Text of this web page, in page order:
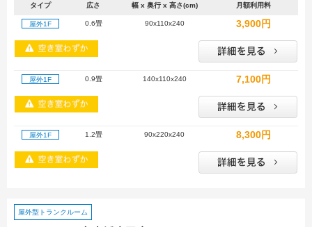
タイプ 広さ 幅 x 奥行 x 高さ(cm) 月額利用料
屋外1F 0.6畳 90x110x240 3,900円
屋外1F 0.9畳 140x110x240 7,100円
屋外1F 1.2畳 90x220x240 8,300円
屋外型トランクルーム